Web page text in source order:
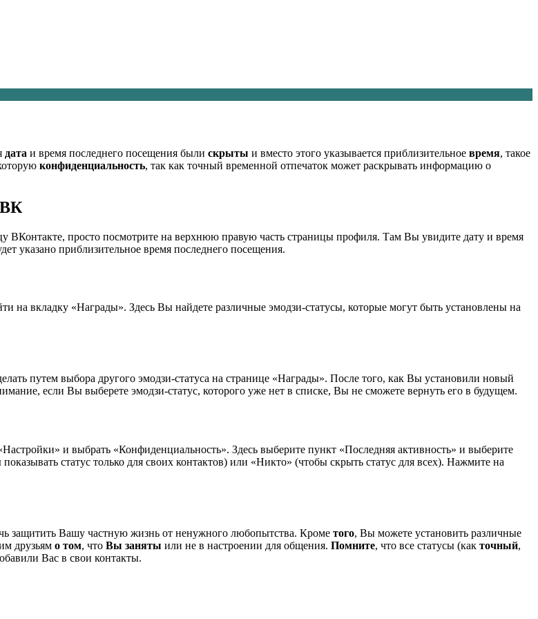
дата и время последнего посещения были скрыты и вместо этого указывается приблизительное время, такое
конфиденциальность, так как точный временной отпечаток может раскрывать информацию о
ВК
ВКонтакте, просто посмотрите на верхнюю правую часть страницы профиля. Там Вы увидите дату и время
указано приблизительное время последнего посещения.
на вкладку «Награды». Здесь Вы найдете различные эмодзи-статусы, которые могут быть установлены на
путем выбора другого эмодзи-статуса на странице «Награды». После того, как Вы установили новый
если Вы выберете эмодзи-статус, которого уже нет в списке, Вы не сможете вернуть его в будущем.
и выбрать «Конфиденциальность». Здесь выберите пункт «Последняя активность» и выберите
статус только для своих контактов) или «Никто» (чтобы скрыть статус для всех). Нажмите на
защитить Вашу частную жизнь от ненужного любопытства. Кроме того, Вы можете установить различные
друзьям о том, что Вы заняты или не в настроении для общения. Помните, что все статусы (как точный,
Вас в свои контакты.